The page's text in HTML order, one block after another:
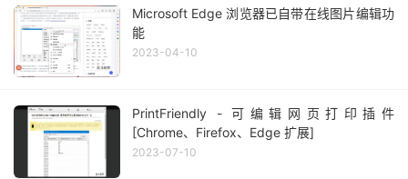
Microsoft Edge 浏览器已自带在线图片编辑功
能
2023-04-10
PrintFriendly - 可编辑网页打印插件
[Chrome、Firefox、Edge 扩展]
2023-07-10